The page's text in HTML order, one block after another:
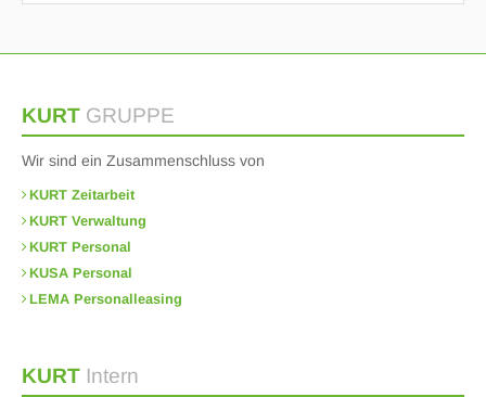
KURT GRUPPE
Wir sind ein Zusammenschluss von
KURT Zeitarbeit
KURT Verwaltung
KURT Personal
KUSA Personal
LEMA Personalleasing
KURT Intern